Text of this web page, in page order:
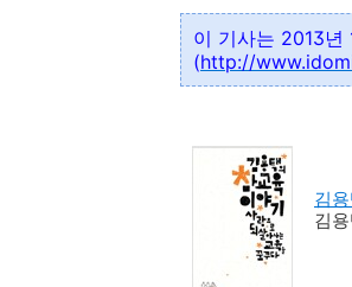
이 기사는 2013년
(http://
김
김